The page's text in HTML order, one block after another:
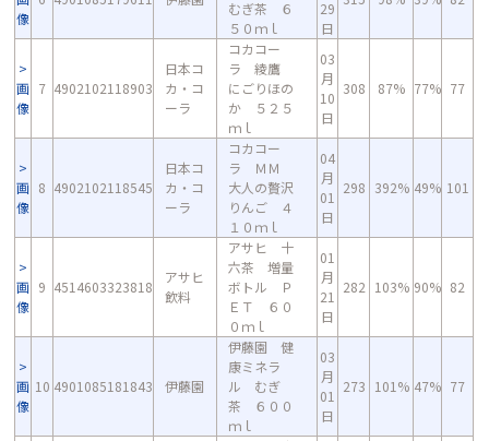
像
むぎ茶 ６
５０ｍｌ
29
日
画
像
7 4902102118903
日本コ
カ・コ
ーラ
コカコー
ラ 綾鷹
にごりほの
か ５２５
ｍｌ
03
月
10
日
308 87% 77% 77
画
像
8 4902102118545
日本コ
カ・コ
ーラ
コカコー
ラ ＭＭ
大人の贅沢
りんご ４
１０ｍｌ
04
月
01
日
298 392% 49% 101
画
像
9 4514603323818
アサヒ
飲料
アサヒ 十
六茶 増量
ボトル Ｐ
ＥＴ ６０
０ｍｌ
01
月
21
日
282 103% 90% 82
画
像
10 4901085181843 伊藤園
伊藤園 健
康ミネラ
ル むぎ
茶 ６００
ｍｌ
03
月
01
日
273 101% 47% 77